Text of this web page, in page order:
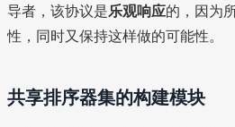
导者，该协议是乐观响应的，因为
性，同时又保持这样做的可能性。
共享排序器集的构建模块